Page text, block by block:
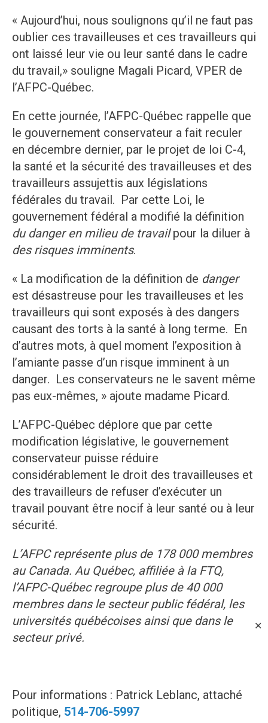
✕
« Aujourd’hui, nous soulignons qu’il ne faut pas
oublier ces travailleuses et ces travailleurs qui
ont laissé leur vie ou leur santé dans le cadre
du travail,» souligne Magali Picard, VPER de
l’AFPC-Québec.
En cette journée, l’AFPC-Québec rappelle que
le gouvernement conservateur a fait reculer
en décembre dernier, par le projet de loi C-4,
la santé et la sécurité des travailleuses et des
travailleurs assujettis aux législations
fédérales du travail. Par cette Loi, le
gouvernement fédéral a modifié la définition
du danger en milieu de travailpour la diluer à
des risques imminents.
« La modification de la définition de danger
est désastreuse pour les travailleuses et les
travailleurs qui sont exposés à des dangers
causant des torts à la santé à long terme. En
d’autres mots, à quel moment l’exposition à
l’amiante passe d’un risque imminent à un
danger. Les conservateurs ne le savent même
pas eux-mêmes, » ajoute madame Picard.
L’AFPC-Québec déplore que par cette
modification législative, le gouvernement
conservateur puisse réduire
considérablement le droit des travailleuses et
des travailleurs de refuser d’exécuter un
travail pouvant être nocif à leur santé ou à leur
sécurité.
L’AFPC représente plus de 178 000 membres
au Canada. Au Québec, affiliée à la FTQ,
l’AFPC-Québec regroupe plus de 40 000
membres dans le secteur public fédéral, les
universités québécoises ainsi que dans le
secteur privé.
Pour informations : Patrick Leblanc, attaché
politique, 514-706-5997